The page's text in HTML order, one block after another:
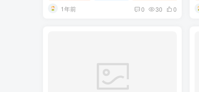
1年前 0 30 0